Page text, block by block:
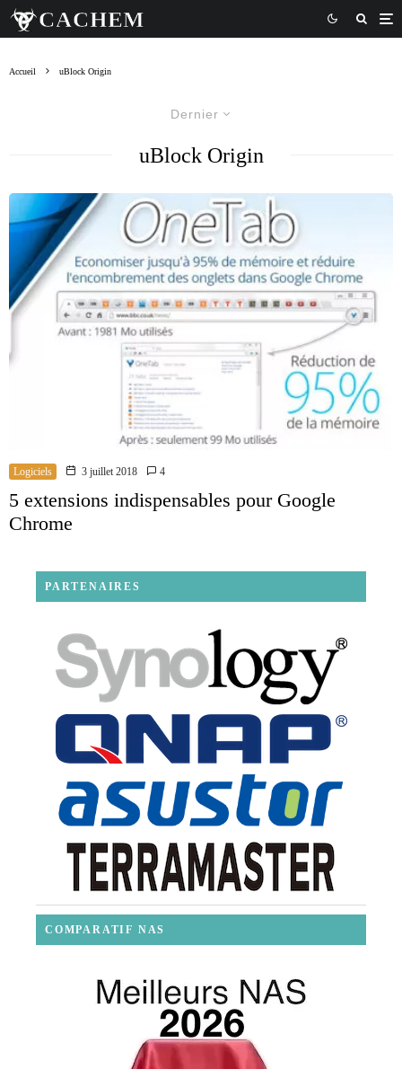
Accueil uBlock Origin
Dernier
uBlock Origin
Logiciels 3 juillet 2018 4
5 extensions indispensables pour Google
Chrome
PARTENAIRES
COMPARATIF NAS